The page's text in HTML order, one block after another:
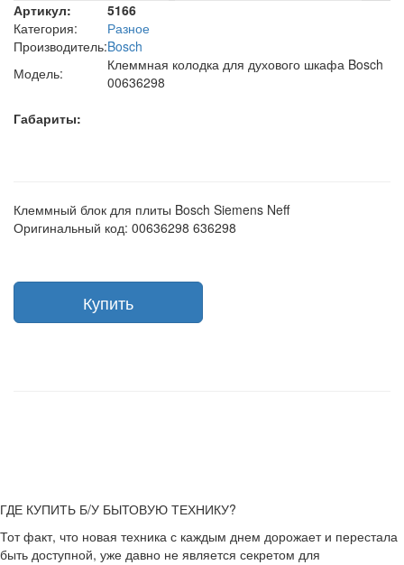
Артикул:
5166
Категория:
Разное
Производитель:Bosch
Модель:
Клеммная колодка для духового шкафа Bosch
00636298
Габариты:
Клеммный блок для плиты Bosch Siemens Neff
Оригинальный код: 00636298 636298
ГДЕ КУПИТЬ Б/У БЫТОВУЮ ТЕХНИКУ?
Тот факт, что новая техника с каждым днем дорожает и перестала
быть доступной, уже давно не является секретом для